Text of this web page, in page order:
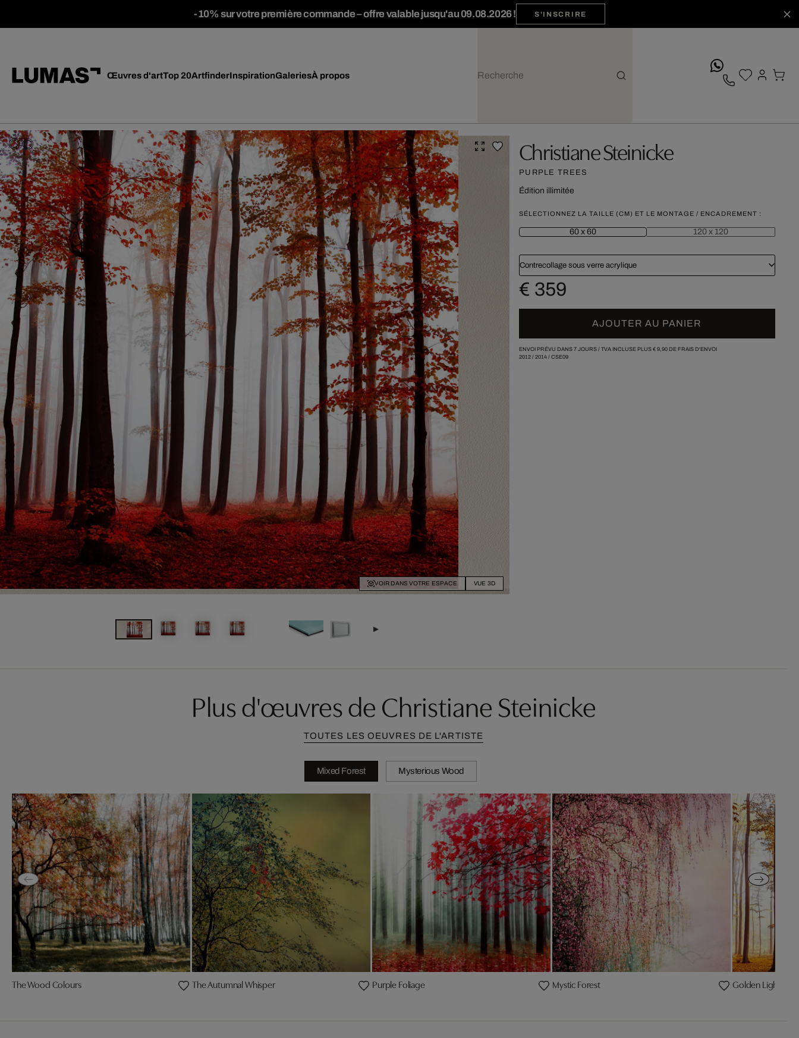
-10% sur votre première commande – offre valable jusqu'au 09.08.2026 ! S'INSCRIRE
Œuvres d'artTop 20ArtfinderInspirationGaleriesÀ propos
VOIR DANS VOTRE ESPACE VUE 3D
Christiane Steinicke
PURPLE TREES
Édition illimitée
SÉLECTIONNEZ LA TAILLE (CM) ET LE MONTAGE / ENCADREMENT :
60 x 60 120 x 120
Contrecollage sous verre acrylique
€ 359
AJOUTER AU PANIER
ENVOI PRÉVU DANS 7 JOURS / TVA INCLUSE PLUS € 9,90DE FRAIS D'ENVOI
2012/ 2014/ CSE09
Plus d'œuvres de Christiane Steinicke
TOUTES LES OEUVRES DE L'ARTISTE
Mixed Forest Mysterious Wood
The Wood Colours The Autumnal Whisper Purple Foliage Mystic Forest Golden Light